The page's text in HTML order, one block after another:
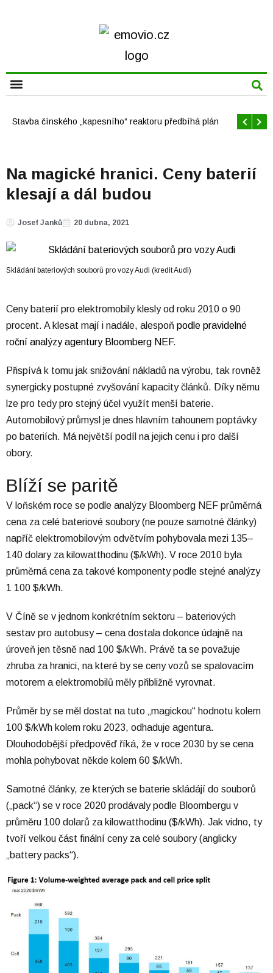
Offshore větrné elektrárny v USA se mají brzy rozrůst
Na magické hranici. Ceny baterií
klesají a dál budou
Josef Janků 20 dubna, 2021
Skládání bateriových souborů pro vozy Audi (kredit Audi)
Ceny baterií pro elektromobily klesly od roku 2010 o 90
procent. A klesat mají i nadále, alespoň podle pravidelné
roční analýzy agentury Bloomberg NEF.
Přispívá k tomu jak snižování nákladů na výrobu, tak rovněž
synergicky postupné zvyšování kapacity článků. Díky němu
lze pro tedy pro stejný účel využít menší baterie.
Automobilový průmysl je dnes hlavním tahounem poptávky
po bateriích. Má největší podíl na jejich cenu i pro další
obory.
Blíží se paritě
V loňském roce se podle analýzy Bloomberg NEF průměrná
cena za celé bateriové soubory (ne pouze samotné články)
napříč elektromobilovým odvětvím pohybovala mezi 135–
140 dolary za kilowatthodinu ($/kWh). V roce 2010 byla
průměrná cena za takové komponenty podle stejné analýzy
1 100 $/kWh.
V Číně se v jednom konkrétním sektoru – bateriových
sestav pro autobusy – cena dostala dokonce údajně na
úroveň jen těsně nad 100 $/kWh. Právě ta se považuje
zhruba za hranici, na které by se ceny vozů se spalovacím
motorem a elektromobilů měly přibližně vyrovnat.
Průměr by se měl dostat na tuto „magickou“ hodnotu kolem
100 $/kWh kolem roku 2023, odhaduje agentura.
Dlouhodobější předpověď říká, že v roce 2030 by se cena
mohla pohybovat někde kolem 60 $/kWh.
Samotné články, ze kterých se baterie skládájí do souborů
(„pack“) se v roce 2020 prodávaly podle Bloombergu v
průměru 100 dolarů za kilowatthodinu ($/kWh). Jak vidno, ty
tvoří velkou část finální ceny za celé soubory (anglicky
„battery packs“).